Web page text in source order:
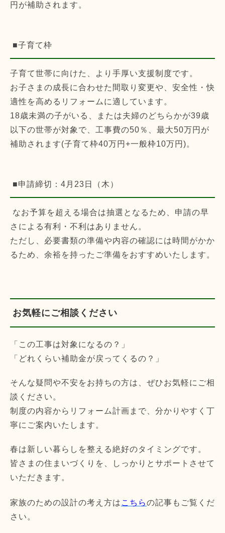
円が補助されます。
■子育て枠
子育て世帯に向けた、より手厚い支援制度です。
お子さまの成長に合わせた間取り変更や、安全性・快
適性を高めるリフォームに適しています。
18歳未満の子がいる、または夫婦のどちらかが39歳
以下の世帯が対象で、工事費の50％、最大50万円が
補助されます(子育て枠40万円+一般枠10万円)。
■申請締切：4月23日（木）
なお予算を超える場合は抽選となるため、申請の早
さによる有利・不利はありません。
ただし、必要書類の準備や内容の確認には時間がかか
るため、余裕を持ったご準備をおすすめいたします。
お気軽にご相談ください
「この工事は対象になるの？」
「どれくらい補助金が戻ってくるの？」
そんな疑問や不安をお持ちの方は、ぜひお気軽にご相
談ください。
制度の内容からリフォーム計画まで、分かりやすく丁
寧にご案内いたします。
春は新しい暮らしを整える絶好のタイミングです。
皆さまの住まいづくりを、しっかりとサポートさせて
いただきます。
家族のための設計の考え方は こちらの記事もご覧くだ
さい。